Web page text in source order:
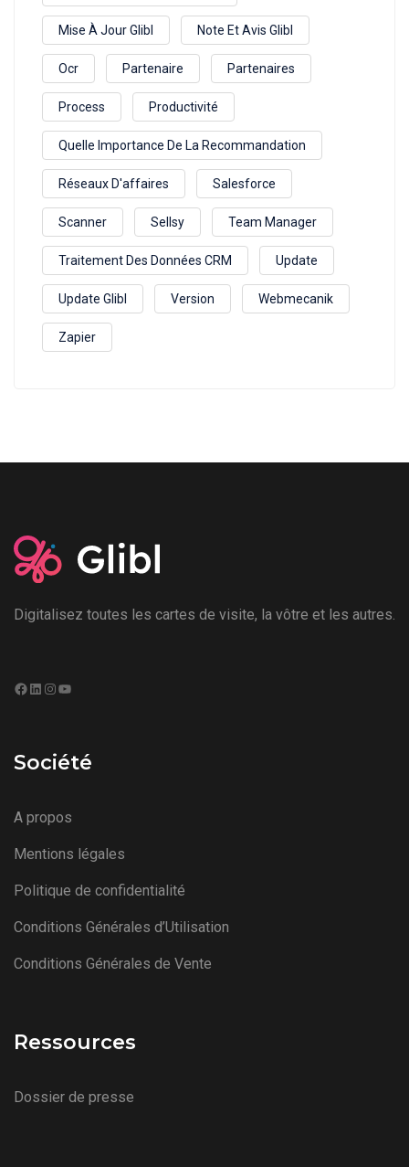
Mise À Jour Glibl Note Et Avis Glibl
Ocr Partenaire Partenaires
Process Productivité
Quelle Importance De La Recommandation
Réseaux D'affaires Salesforce
Scanner Sellsy Team Manager
Traitement Des Données CRM Update
Update Glibl Version Webmecanik
Zapier
Digitalisez toutes les cartes de visite, la vôtre et les autres.
Facebook
LinkedIn
Instagram
Société
A propos
Mentions légales
Politique de confidentialité
Conditions Générales d’Utilisation
Conditions Générales de Vente
Ressources
Dossier de presse